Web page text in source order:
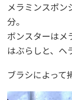
メラミンスポ
分。
ボンスターはメ
はぶらしと、ヘ
ブラシによって